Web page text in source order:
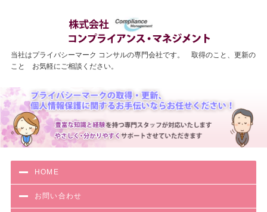
当社はプライバシーマーク コンサルの専門会社です。 取得のこと、更新の
こと お気軽にご相談ください。
HOME
お問い合わせ